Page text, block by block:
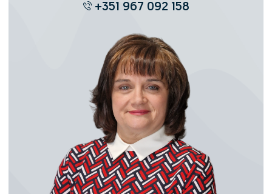
+351 967 092 158